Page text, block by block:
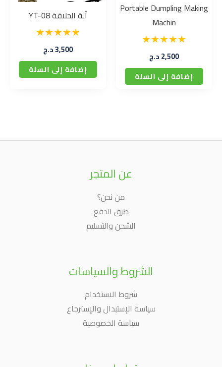
Portable Dumpling Making
Machin
2,500د.ج
إضافة إلى السلة
آلة الحلاقة YT-08
3,500د.ج
إضافة إلى السلة
عن المتجر
من نحن؟
طرق الدفع
الشحن والتسليم
الشروط والسياسات
شروط الاستخدام
سياسة الإستبدال والإسترجاع
سياسة الخصوصية